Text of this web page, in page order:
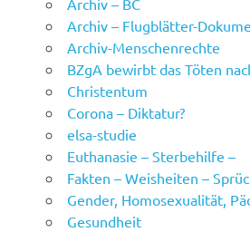
Archiv – BC
Archiv – Flugblätter-
Archiv-Menschenrechte
BZgA bewirbt das Töten
Christentum
Corona – Diktatur?
elsa-studie
Euthanasie – Sterbehilfe –
Fakten – Weisheiten –
Gender, Homosexualität,
Gesundheit